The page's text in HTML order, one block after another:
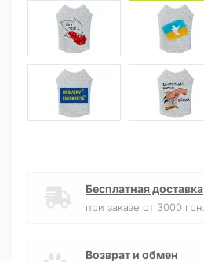
Бесплатная доставка
при заказе от 3000 грн.
Возврат и обмен